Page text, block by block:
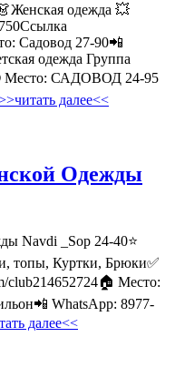
одежда 💥
Садовод 27-90📲
одежда Группа
Место: САДОВОД 24-95
далее<<
Одежды
Navdi _Sop 24-40⭐
топы, Куртки, Брюки✅
club214652724🏠 Место:
WhatsApp: 8977-
далее<<